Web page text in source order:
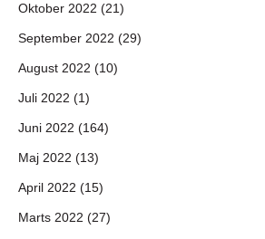
Oktober 2022 (21)
September 2022 (29)
August 2022 (10)
Juli 2022 (1)
Juni 2022 (164)
Maj 2022 (13)
April 2022 (15)
Marts 2022 (27)